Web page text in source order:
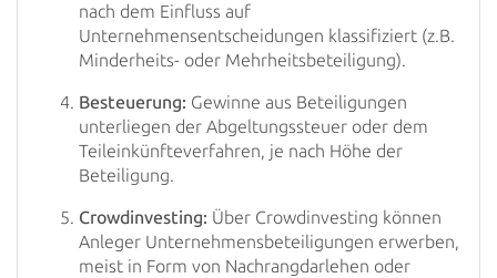
nach dem Einfluss auf
Unternehmensentscheidungen klassifiziert (z.B.
Minderheits- oder Mehrheitsbeteiligung).
Besteuerung: Gewinne aus Beteiligungen
unterliegen der Abgeltungssteuer oder dem
Teileinkünfteverfahren, je nach Höhe der
Beteiligung.
Crowdinvesting: Über Crowdinvesting können
Anleger Unternehmensbeteiligungen erwerben,
meist in Form von Nachrangdarlehen oder